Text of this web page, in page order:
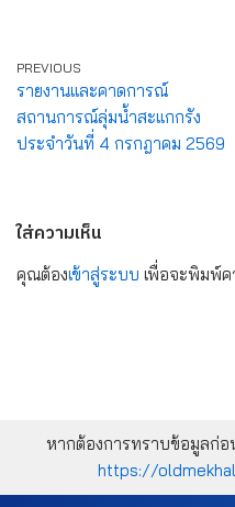
PREVIOUS
รายงานและคาดการณ์
สถานการณ์ลุ่มน้ำสะแกกรัง
ประจำวันที่ 4 กรกฎาคม 2569
ใส่ความเห็น
คุณต้องเข้าสู่ระบบ เพื่อจะพิมพ์ค
หากต้องการทราบข้อมูลก่อ
https://